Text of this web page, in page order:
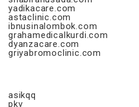
yadikacare.com
astaclinic.com
ibnusinalombok.com
grahamedicalkurdi.com
dyanzacare.com
griyabromoclinic.com
asikqq
pkv